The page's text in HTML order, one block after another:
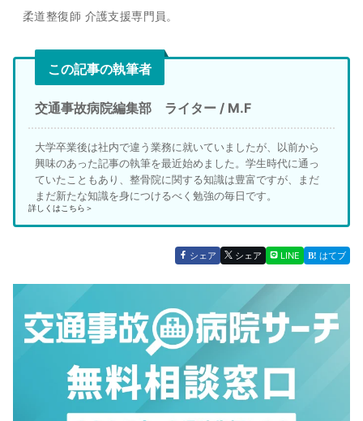
柔道整復師 介護支援専門員。
この記事の執筆者
交通事故病院編集部 ライター / M.F
大学卒業後は社内で違う業務に就いていましたが、以前から
興味のあった記事の執筆を最近始めました。学生時代に通っ
ていたこともあり、整骨院に関する知識は豊富ですが、まだ
まだ新たな知識を身につけるべく勉強の毎日です。
詳しくはこちら＞
シェア シェア LINE はてブ